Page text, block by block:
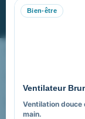
Bien-être
Ventilateur
Ventilation
main.
Nos
FAQ sur